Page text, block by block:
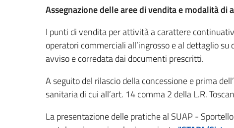
Assegnazione delle aree di vendita e modalità di
I punti di vendita per attività a carattere
operatori commerciali all’ingrosso e al dettaglio
avviso e corredata dai documenti prescritti.
A seguito del rilascio della concessione e prima
sanitaria di cui all’art. 14 comma 2 della L.R.
La presentazione delle pratiche al SUAP -